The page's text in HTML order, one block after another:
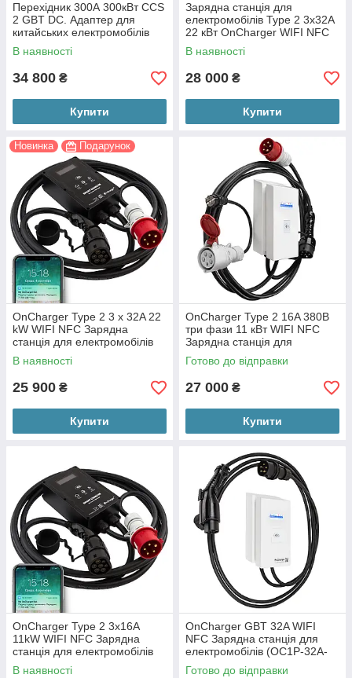
Перехідник 300А 300кВт CCS
2 GBT DC. Адаптер для
китайських електромобілів
VW ID4, Nissan Ariya, Zeekr X
В наявності
34 800 ₴
Купити
Зарядна станція для
електромобілів Type 2 3x32A
22 кВт OnCharger WIFI NFC
(OC3P-32A-Type2)
В наявності
28 000 ₴
Купити
Новинка Подарунок
OnCharger Type 2 3 x 32A 22
kW WIFI NFC Зарядна
станція для електромобілів
В наявності
25 900 ₴
Купити
OnCharger Type 2 16A 380В
три фази 11 кВт WIFI NFC
Зарядна станція для
електромобілів (OC3P-16A-
Type2) RCD 6mA+30mA
Готово до відправки
27 000 ₴
Купити
OnCharger Type 2 3x16A
11kW WIFI NFC Зарядна
станція для електромобілів
OC3B-16A-Type2
В наявності
OnCharger GBT 32A WIFI
NFC Зарядна станція для
електромобілів (OC1P-32A-
GBT)
Готово до відправки